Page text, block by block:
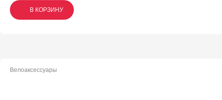
В КОРЗИНУ
В КОРЗИНУ
В КОРЗИНУ
Велоаксессуары